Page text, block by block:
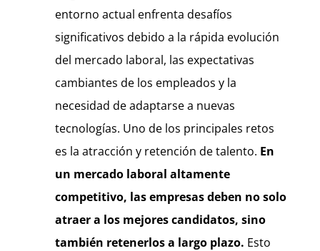
entorno actual enfrenta desafíos
significativos debido a la rápida evolución
del mercado laboral, las expectativas
cambiantes de los empleados y la
necesidad de adaptarse a nuevas
tecnologías. Uno de los principales retos
es la atracción y retención de talento. En
un mercado laboral altamente
competitivo, las empresas deben no solo
atraer a los mejores candidatos, sino
también retenerlos a largo plazo. Esto